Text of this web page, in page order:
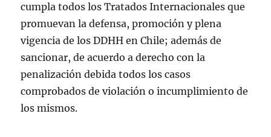
cumpla todos los Tratados Internacionales que
promuevan la defensa, promoción y plena
vigencia de los DDHH en Chile; además de
sancionar, de acuerdo a derecho con la
penalización debida todos los casos
comprobados de violación o incumplimiento de
los mismos.